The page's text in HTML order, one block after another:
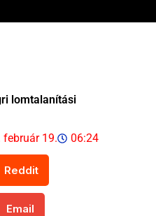
lomtalanítási
február 19. 06:24
Reddit
Email